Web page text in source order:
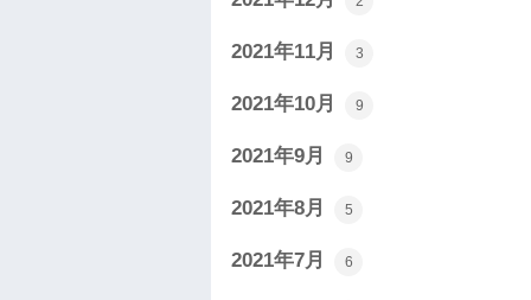
2021年11月 3
2021年10月 9
2021年9月 9
2021年8月 5
2021年7月 6